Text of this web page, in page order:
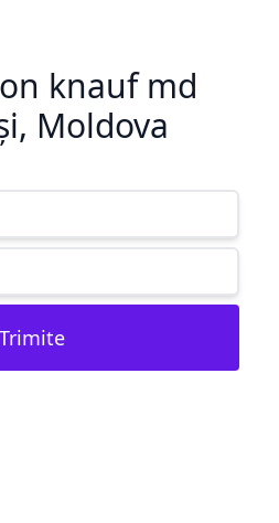
knauf md
Moldova
Trimite